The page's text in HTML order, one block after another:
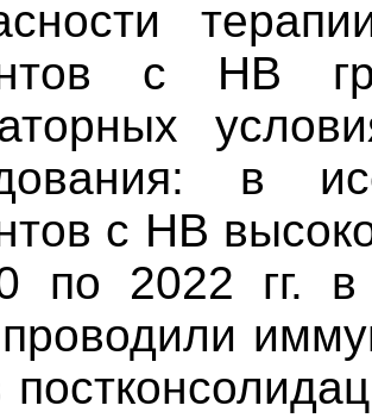
с HB
в
с HB
по 2022 гг.